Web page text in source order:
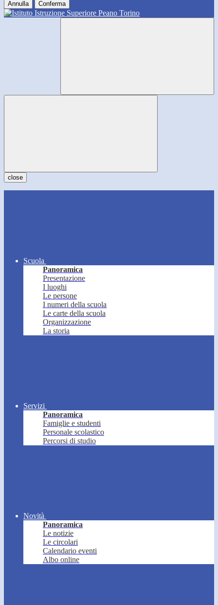
Annulla Conferma
close
Scuola
Panoramica
Presentazione
I luoghi
Le persone
I numeri della scuola
Le carte della scuola
Organizzazione
La storia
Servizi
Panoramica
Famiglie e studenti
Personale scolastico
Percorsi di studio
Novità
Panoramica
Le notizie
Le circolari
Calendario eventi
Albo online